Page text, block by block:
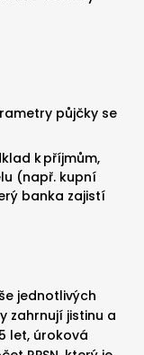
půjčky se
k příjmům,
(např. kupní
banka zajistí
jednotlivých
zahrnují jistinu a
let, úroková